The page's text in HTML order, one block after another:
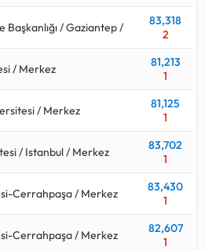
değişmektedir.
yaparsa:Kpss P3
alım yaparsa:
Veznedar alıyor, Veznedar için
kontenjanı ne kadar
60.000 TL - 65.000 TL
hizmetler net başlangıç maaşıdır.
Başkanlığı / Gaziantep /
83,318
2
/ Merkez
81,213
1
/ Merkez
81,125
1
/ Istanbul / Merkez
83,702
1
Cerrahpaşa / Merkez
83,430
1
Cerrahpaşa / Merkez
82,607
1